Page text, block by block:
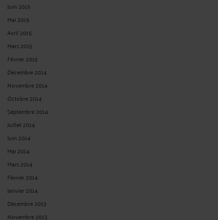
Juin 2015
Mai 2015
Avril 2015
Mars 2015
Février 2015
Décembre 2014
Novembre 2014
Octobre 2014
Septembre 2014
Juillet 2014
Juin 2014
Mai 2014
Mars 2014
Février 2014
Janvier 2014
Décembre 2013
Novembre 2013